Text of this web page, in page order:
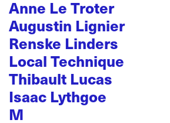
Anne Le Troter
Augustin Lignier
Renske Linders
Local Technique
Thibault Lucas
Isaac Lythgoe
M